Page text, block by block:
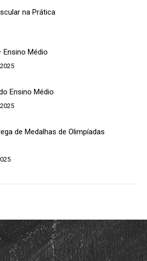
na Prática
Ensino Médio
Ensino Médio
de Medalhas de Olimpíadas